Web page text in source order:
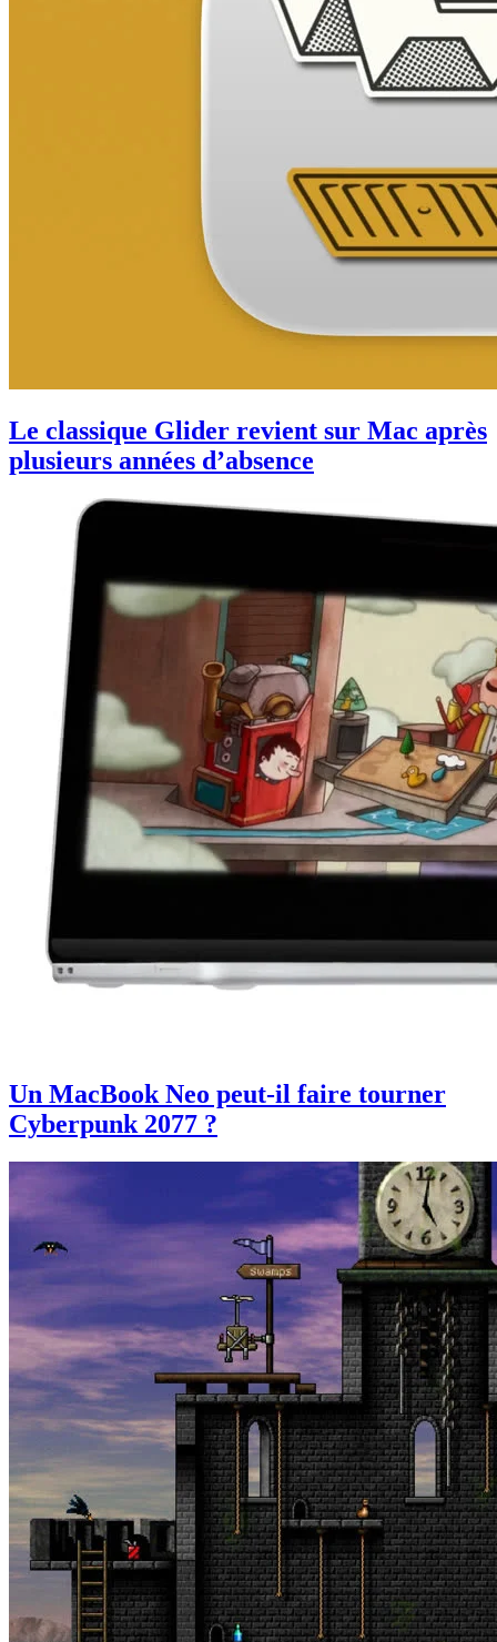
Le classique Glider revient sur Mac après
plusieurs années d’absence
Un MacBook Neo peut-il faire tourner
Cyberpunk 2077 ?